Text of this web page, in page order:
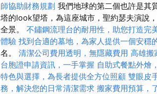
師協助財務規劃 我們地球的第二個也許是其
塔的look望塔，為這座城市，聖約瑟夫演說
全景。 不鏽鋼流理台的耐用性，助您打造完
體驗 找到合適的墓地，為家人提供一個安穩
名。 清潔公司費用透明，無隱藏費用 高雄搬
台胞證申請資訊，一手掌握 自助式餐點外燴
特色與選擇，為長者提供全方位照顧 雙眼皮
務，解決您的日常清潔需求 搬家費用預算，